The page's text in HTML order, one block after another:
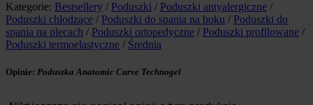
Kategorie: Bestsellery / Poduszki / Poduszki antyalergiczne /
Poduszki chłodzące / Poduszki do spania na boku / Poduszki do
spania na plecach / Poduszki ortopedyczne / Poduszki profilowane /
Poduszki termoelastyczne / Średnia
Opinie: Poduszka Anatomic Curve Technogel